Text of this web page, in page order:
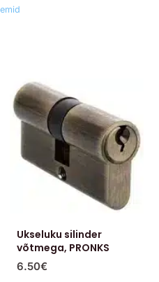
Ukseluku silinder
võtmega, PRONKS
6.50€